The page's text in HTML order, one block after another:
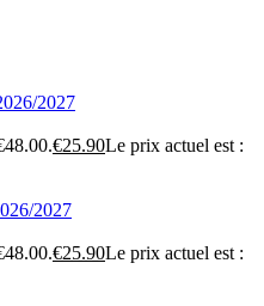
2027
€25.90Le prix actuel est :
2027
€25.90Le prix actuel est :